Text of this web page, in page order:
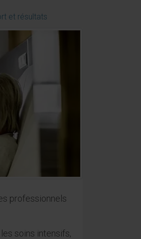
et résultats
professionnels
soins intensifs,